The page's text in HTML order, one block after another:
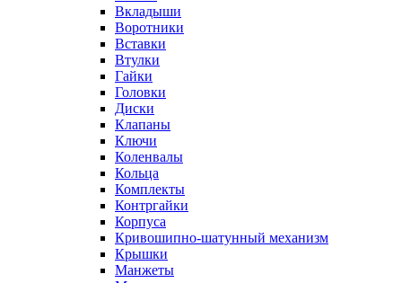
Вкладыши
Воротники
Вставки
Втулки
Гайки
Головки
Диски
Клапаны
Ключи
Коленвалы
Кольца
Комплекты
Контргайки
Корпуса
Кривошипно-шатунный механизм
Крышки
Манжеты